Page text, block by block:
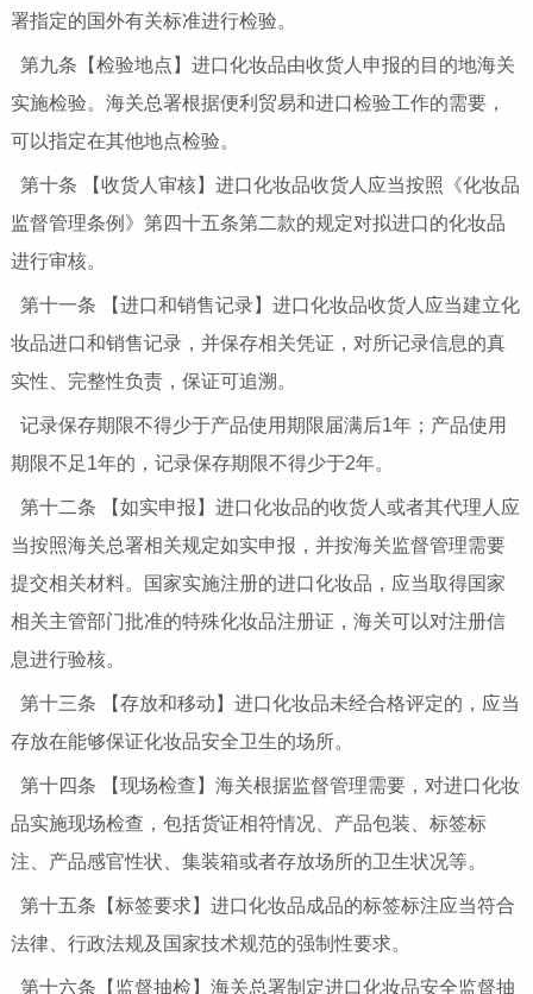
署指定的国外有关标准进行检验。
第九条【检验地点】进口化妆品由收货人申报的目的地海关
实施检验。海关总署根据便利贸易和进口检验工作的需要，
可以指定在其他地点检验。
第十条 【收货人审核】进口化妆品收货人应当按照《化妆品
监督管理条例》第四十五条第二款的规定对拟进口的化妆品
进行审核。
第十一条 【进口和销售记录】进口化妆品收货人应当建立化
妆品进口和销售记录，并保存相关凭证，对所记录信息的真
实性、完整性负责，保证可追溯。
记录保存期限不得少于产品使用期限届满后1年；产品使用
期限不足1年的，记录保存期限不得少于2年。
第十二条 【如实申报】进口化妆品的收货人或者其代理人应
当按照海关总署相关规定如实申报，并按海关监督管理需要
提交相关材料。国家实施注册的进口化妆品，应当取得国家
相关主管部门批准的特殊化妆品注册证，海关可以对注册信
息进行验核。
第十三条 【存放和移动】进口化妆品未经合格评定的，应当
存放在能够保证化妆品安全卫生的场所。
第十四条 【现场检查】海关根据监督管理需要，对进口化妆
品实施现场检查，包括货证相符情况、产品包装、标签标
注、产品感官性状、集装箱或者存放场所的卫生状况等。
第十五条【标签要求】进口化妆品成品的标签标注应当符合
法律、行政法规及国家技术规范的强制性要求。
第十六条【监督抽检】海关总署制定进口化妆品安全监督抽